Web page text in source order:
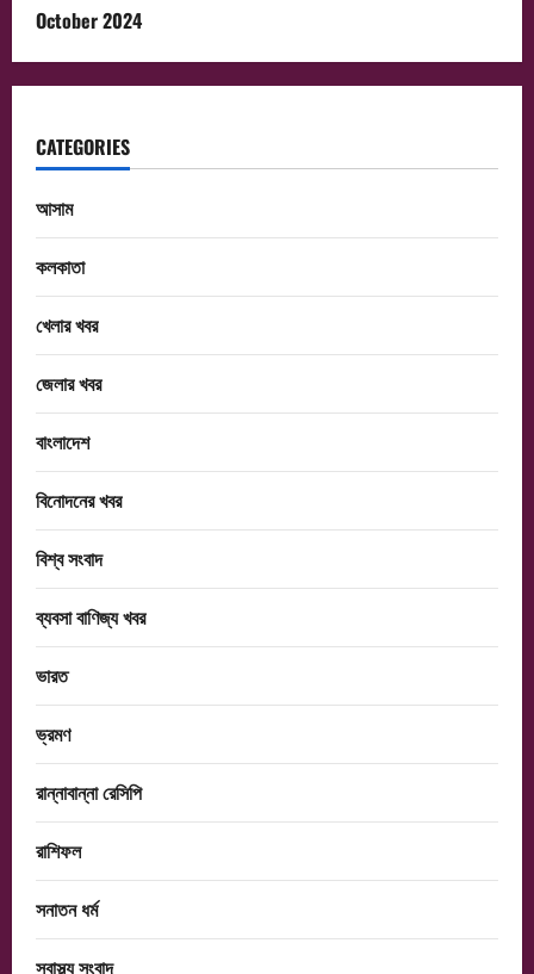
October 2024
CATEGORIES
আসাম
কলকাতা
খেলার খবর
জেলার খবর
বাংলাদেশ
বিনোদনের খবর
বিশ্ব সংবাদ
ব্যবসা বাণিজ্য খবর
ভারত
ভ্রমণ
রান্নাবান্না রেসিপি
রাশিফল
সনাতন ধর্ম
স্বাস্থ্য সংবাদ